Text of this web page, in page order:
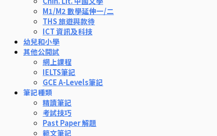
M1/M2 數學延伸一/二
THS 旅遊與款待
ICT 資訊及科技
幼兒和小學
其他公開試
網上課程
IELTS筆記
GCE A-Levels筆記
筆記種類
精讀筆記
考試技巧
Past Paper 解題
範文筆記